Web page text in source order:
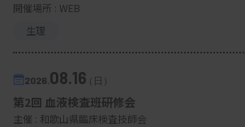
開催場所 : WEB
生理
2026. 08.16（日）
第2回 血液検査班研修会
主催 : 和歌山県臨床検査技師会